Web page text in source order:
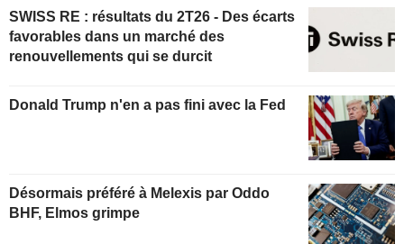
SWISS RE : résultats du 2T26 - Des écarts
favorables dans un marché des
renouvellements qui se durcit
Donald Trump n'en a pas fini avec la Fed
Désormais préféré à Melexis par Oddo
BHF, Elmos grimpe